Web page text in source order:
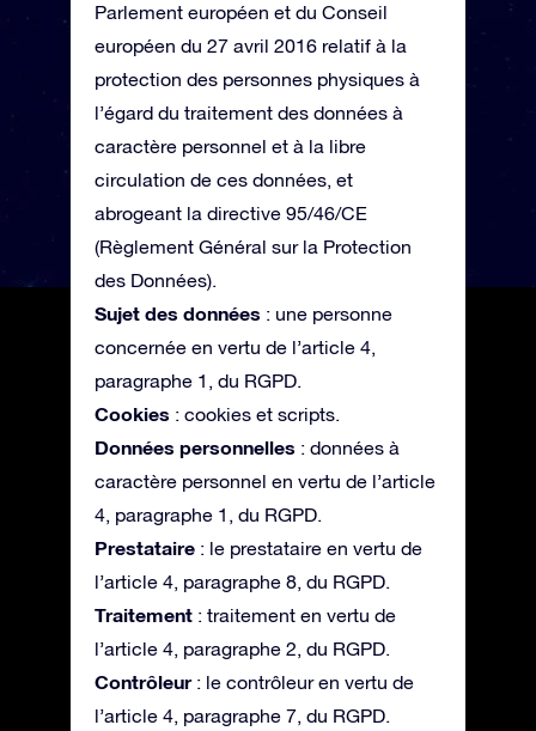
Parlement européen et du Conseil
européen du 27 avril 2016 relatif à la
protection des personnes physiques à
l’égard du traitement des données à
caractère personnel et à la libre
circulation de ces données, et
abrogeant la directive 95/46/CE
(Règlement Général sur la Protection
des Données).
Sujet des données : une personne
concernée en vertu de l’article 4,
paragraphe 1, du RGPD.
Cookies : cookies et scripts.
Données personnelles : données à
caractère personnel en vertu de l’article
4, paragraphe 1, du RGPD.
Prestataire : le prestataire en vertu de
l’article 4, paragraphe 8, du RGPD.
Traitement : traitement en vertu de
l’article 4, paragraphe 2, du RGPD.
Contrôleur : le contrôleur en vertu de
l’article 4, paragraphe 7, du RGPD.